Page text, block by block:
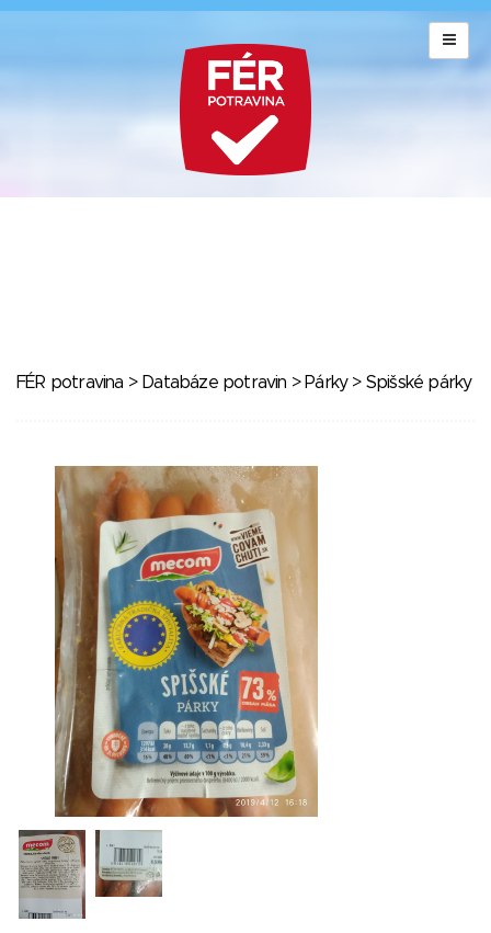
FÉR potravina > Databáze potravin > Párky> Spišské párky